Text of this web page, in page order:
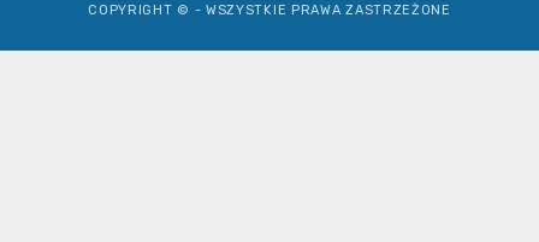
COPYRIGHT © - WSZYSTKIE PRAWA ZASTRZEŻONE